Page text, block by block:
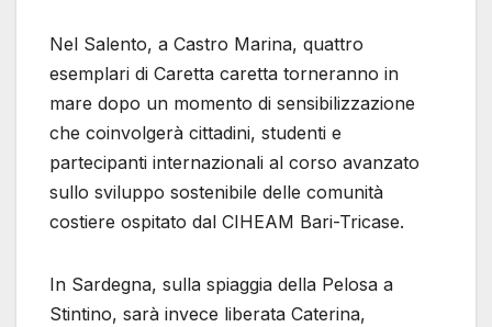
Nel Salento, a Castro Marina, quattro
esemplari di Caretta caretta torneranno in
mare dopo un momento di sensibilizzazione
che coinvolgerà cittadini, studenti e
partecipanti internazionali al corso avanzato
sullo sviluppo sostenibile delle comunità
costiere ospitato dal CIHEAM Bari-Tricase.
In Sardegna, sulla spiaggia della Pelosa a
Stintino, sarà invece liberata Caterina,